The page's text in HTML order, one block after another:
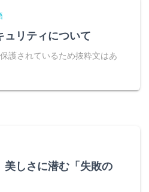
ュリティについて
護されているため抜粋文はあ
しさに潜む「失敗の